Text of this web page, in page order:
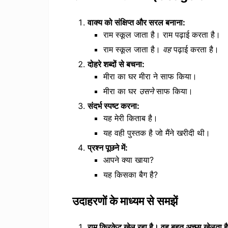
वाक्य को संक्षिप्त और सरल बनाना:
राम स्कूल जाता है। राम पढ़ाई करता है।
राम स्कूल जाता है। वहपढ़ाई करता है।
दोहरे शब्दों से बचना:
मीरा का घर मीरा ने साफ किया।
मीरा का घर उसनेसाफ किया।
संदर्भ स्पष्ट करना:
यह मेरी किताब है।
यह वही पुस्तक है जो मैंने खरीदी थी।
प्रश्न पूछने में:
आपने क्या खाया?
यह किसका बैग है?
उदाहरणों के माध्यम से समझें